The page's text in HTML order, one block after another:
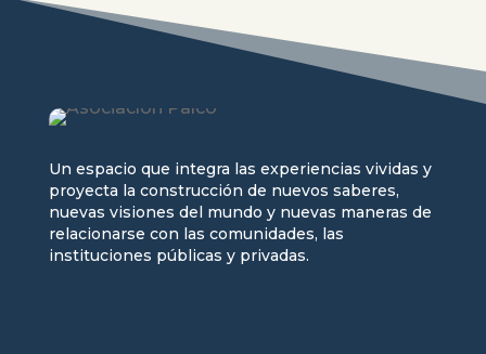
Un espacio que integra las experiencias vividas y
proyecta la construcción de nuevos saberes,
nuevas visiones del mundo y nuevas maneras de
relacionarse con las comunidades, las
instituciones públicas y privadas.